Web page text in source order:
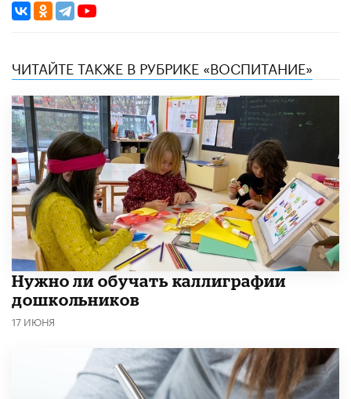
ЧИТАЙТЕ ТАКЖЕ В РУБРИКЕ «ВОСПИТАНИЕ»
Нужно ли обучать каллиграфии
дошкольников
17 ИЮНЯ